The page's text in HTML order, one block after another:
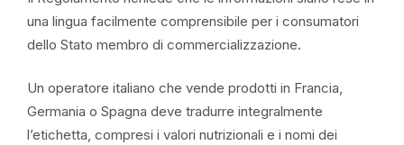
una lingua facilmente comprensibile per i consumatori
dello Stato membro di commercializzazione.
Un operatore italiano che vende prodotti in Francia,
Germania o Spagna deve tradurre integralmente
l’etichetta, compresi i valori nutrizionali e i nomi dei